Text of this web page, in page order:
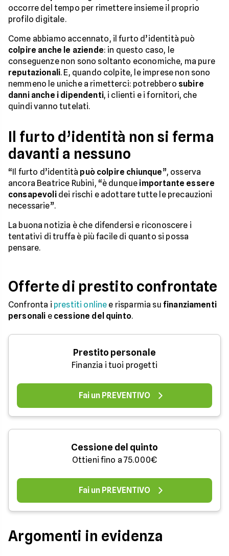
occorre del tempo per rimettere insieme il proprio
profilo digitale.
Come abbiamo accennato, il furto d’identità può
colpire anche le aziende: in questo caso, le
conseguenze non sono soltanto economiche, ma pure
reputazionali. E, quando colpite, le imprese non sono
nemmeno le uniche a rimetterci: potrebbero subire
danni anche i dipendenti, i clienti e i fornitori, che
quindi vanno tutelati.
Il furto d’identità non si ferma
davanti a nessuno
“Il furto d’identità può colpire chiunque”, osserva
ancora Beatrice Rubini, “è dunque importante essere
consapevolidei rischi e adottare tutte le precauzioni
necessarie”.
La buona notizia è che difendersi e riconoscere i
tentativi di truffa è più facile di quanto si possa
pensare.
Offerte di prestito confrontate
Confronta i prestiti online e risparmia su finanziamenti
personali e cessione del quinto.
Prestito personale
Finanzia i tuoi progetti
Fai un PREVENTIVO
Cessione del quinto
Ottieni fino a 75.000€
Fai un PREVENTIVO
Argomenti in evidenza